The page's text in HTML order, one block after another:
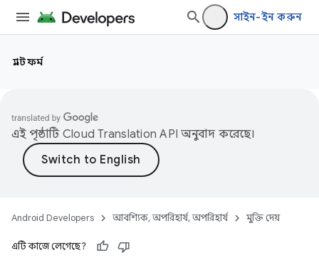
সাইন-ইন করুন
প্ল্যাটফর্ম
এই পৃষ্ঠাটি Cloud Translation API অনুবাদ করেছে।
Android Developers আবশ্যিক, অপরিহার্য, অপরিহার্য মুক্তি দেয়
এটি কাজে লেগেছে?